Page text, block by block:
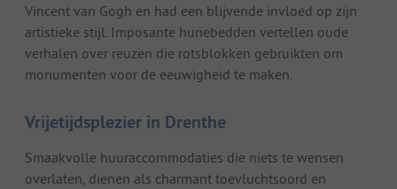
Vincent van Gogh en had een blijvende invloed op zijn
artistieke stijl. Imposante hunebedden vertellen oude
verhalen over reuzen die rotsblokken gebruikten om
monumenten voor de eeuwigheid te maken.
Vrijetijdsplezier in Drenthe
Smaakvolle huuraccommodaties die niets te wensen
overlaten, dienen als charmant toevluchtsoord en